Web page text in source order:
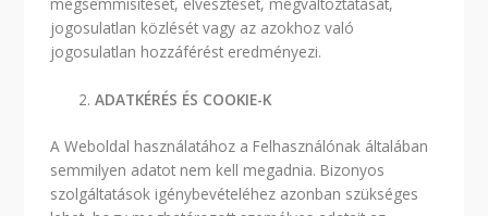
jogosulatlan közlését vagy az azokhoz való
jogosulatlan hozzáférést eredményezi.
ADATKÉRÉS ÉS COOKIE-K
A Weboldal használatához a Felhasználónak általában
semmilyen adatot nem kell megadnia. Bizonyos
szolgáltatások igénybevételéhez azonban szükséges